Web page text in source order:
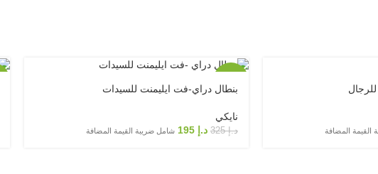
القيمة المضافة
بنطال دراي-فت ايليمنت للسيدات
نايكي
د.إ325 د.إ شامل ضريبة القيمة المضافة